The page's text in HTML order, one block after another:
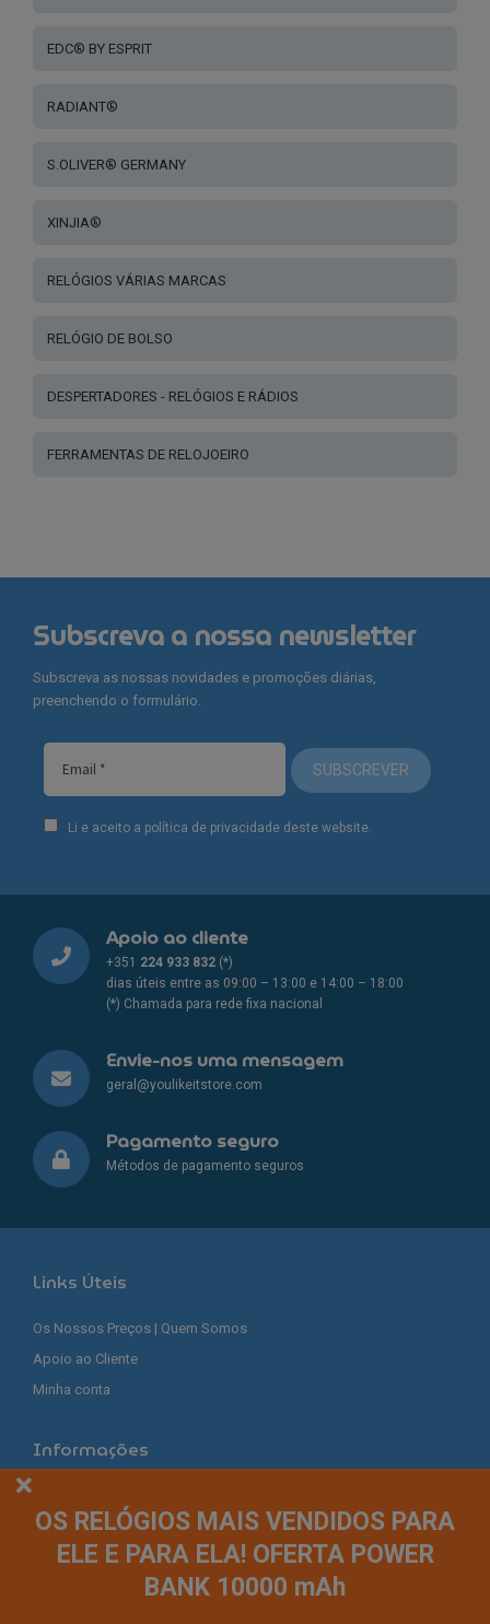
EDC® BY ESPRIT
RADIANT®
S.OLIVER® GERMANY
XINJIA®
RELÓGIOS VÁRIAS MARCAS
RELÓGIO DE BOLSO
DESPERTADORES - RELÓGIOS E RÁDIOS
FERRAMENTAS DE RELOJOEIRO
OS RELÓGIOS MAIS VENDIDOS PARA
ELE E PARA ELA! OFERTA POWER
BANK 10000 mAh
Subscreva a nossa newsletter
Subscreva as nossas novidades e promoções diárias,
preenchendo o formulário.
SUBSCREVER
Li e aceito a política de privacidade deste website.
Apoio ao cliente
+351 224 933 832 (*)
dias úteis entre as 09:00 – 13:00 e 14:00 – 18:00
(*) Chamada para rede fixa nacional
Envie-nos uma mensagem
geral@youlikeitstore.com
Pagamento seguro
Métodos de pagamento seguros
Links Úteis
Os Nossos Preços | Quem Somos
Apoio ao Cliente
Minha conta
Informações
Termos e Condições
Expedição Encomendas
Livro de Reclamações